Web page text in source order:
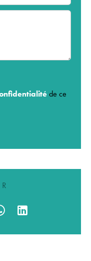
de ce